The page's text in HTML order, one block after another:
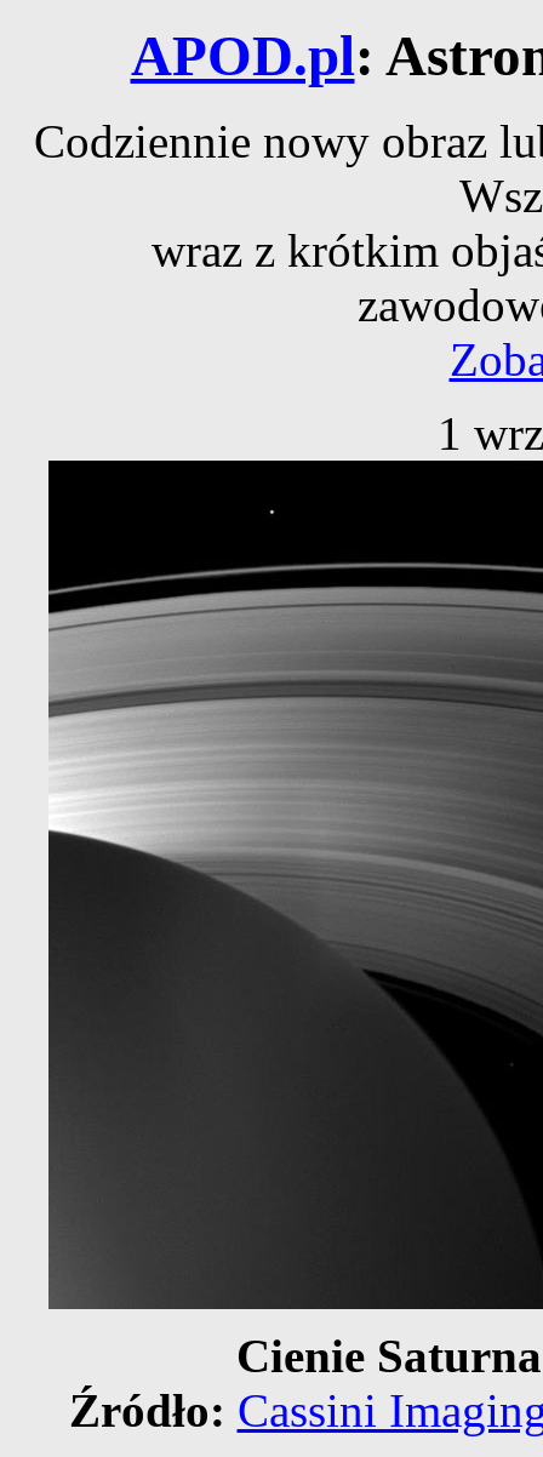
APOD.pl:
Codziennie nowy obraz
wraz z krótkim
1
Cienie
Źródło: Cassini